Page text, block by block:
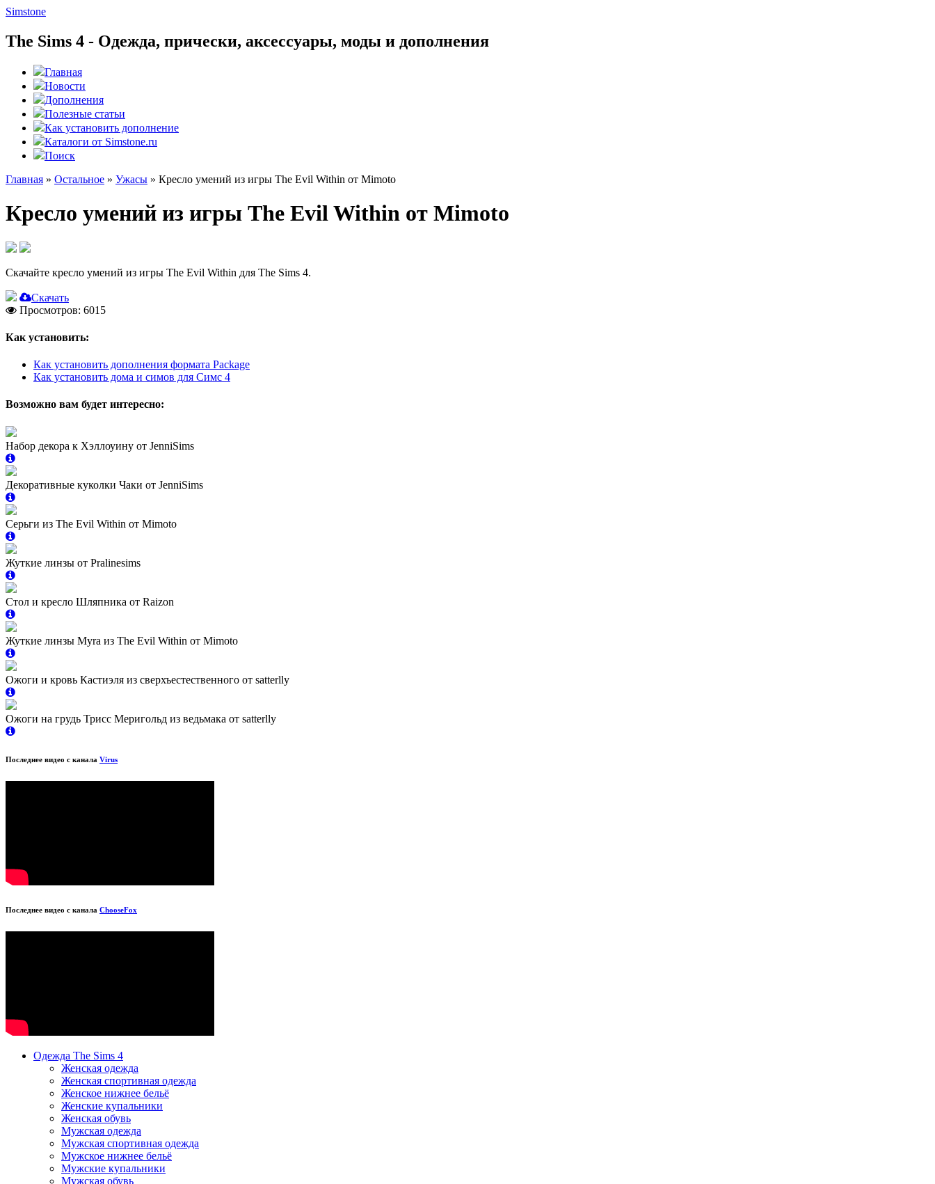
Simstone
The Sims 4 - Одежда, прически, аксессуары, моды и дополнения
Главная
Новости
Дополнения
Полезные статьи
Как установить дополнение
Каталоги от Simstone.ru
Поиск
Главная » Остальное » Ужасы » Кресло умений из игры The Evil Within от Mimoto
Кресло умений из игры The Evil Within от Mimoto
Скачайте кресло умений из игры The Evil Within для The Sims 4.
Скачать
Просмотров: 6015
Как установить:
Как установить дополнения формата Package
Как установить дома и симов для Симс 4
Возможно вам будет интересно:
Набор декора к Хэллоуину от JenniSims
Декоративные куколки Чаки от JenniSims
Серьги из The Evil Within от Mimoto
Жуткие линзы от Pralinesims
Стол и кресло Шляпника от Raizon
Жуткие линзы Myra из The Evil Within от Mimoto
Ожоги и кровь Кастиэля из сверхъестественного от satterlly
Ожоги на грудь Трисс Меригольд из ведьмака от satterlly
Последнее видео с канала Virus
Последнее видео с канала ChooseFox
Одежда The Sims 4
Женская одежда
Женская спортивная одежда
Женское нижнее бельё
Женские купальники
Женская обувь
Мужская одежда
Мужская спортивная одежда
Мужское нижнее бельё
Мужские купальники
Мужская обувь